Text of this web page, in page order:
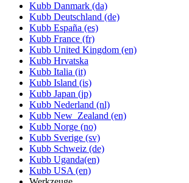
Kubb Danmark (da)
Kubb Deutschland (de)
Kubb España (es)
Kubb France (fr)
Kubb United Kingdom (en)
Kubb Hrvatska
Kubb Italia (it)
Kubb Island (is)
Kubb Japan (jp)
Kubb Nederland (nl)
Kubb New_Zealand (en)
Kubb Norge (no)
Kubb Sverige (sv)
Kubb Schweiz (de)
Kubb Uganda(en)
Kubb USA (en)